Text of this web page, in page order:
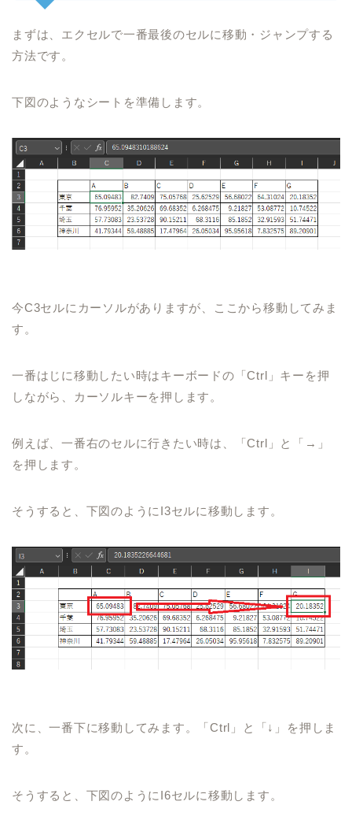
まずは、 エクセルで一番最後のセルに移動・ジャンプする
方法です。
下図のような シート を準備 します。
今C3セルにカーソルがありますが、ここから移動してみま
す。
一番はじに移動したい時はキーボードの「Ctrl 」キーを押
しながら、
カーソルキーを押します。
例えば、一番右のセルに行きたい時は、「Ctrl 」と「→」
を押します。
そうすると、下図のように I3セルに移動します。
次に、一番下に移動してみます。 「Ctrl 」と「↓」を押しま
す。
そうすると、下図のように I6セルに移動します。